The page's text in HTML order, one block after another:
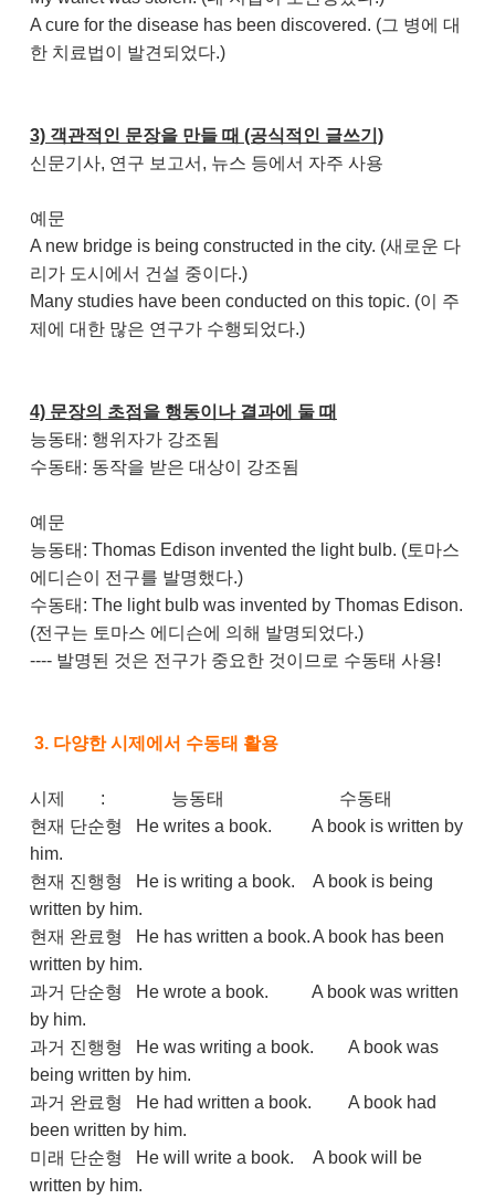
A cure for the disease has been discovered. (그 병에 대
한 치료법이 발견되었다.)
3) 객관적인 문장을 만들 때 (공식적인 글쓰기)
신문기사, 연구 보고서, 뉴스 등에서 자주 사용
예문
A new bridge is being constructed in the city. (새로운 다
리가 도시에서 건설 중이다.)
Many studies have been conducted on this topic. (이 주
제에 대한 많은 연구가 수행되었다.)
4) 문장의 초점을 행동이나 결과에 둘 때
능동태: 행위자가 강조됨
수동태: 동작을 받은 대상이 강조됨
예문
능동태: Thomas Edison invented the light bulb. (토마스
에디슨이 전구를 발명했다.)
수동태: The light bulb was invented by Thomas Edison.
(전구는 토마스 에디슨에 의해 발명되었다.)
---- 발명된 것은 전구가 중요한 것이므로 수동태 사용!
3. 다양한 시제에서 수동태 활용
시제 : 능동태
수동태
현재 단순형
He writes a book.
A book is written by
him.
현재 진행형
He is writing a book.
A book is being
written by him.
현재 완료형
He has written a book.A book has been
written by him.
과거 단순형
He wrote a book.
A book was written
by him.
과거 진행형
He was writing a book.
A book was
being written by him.
과거 완료형
He had written a book.
A book had
been written by him.
미래 단순형
He will write a book.
A book will be
written by him.